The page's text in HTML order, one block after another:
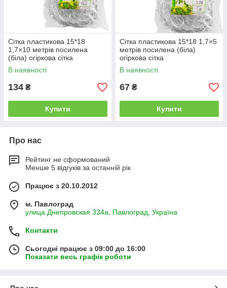
Сітка пластикова 15*18
1,7×10 метрів посилена
(біла) огіркова сітка
В наявності
134 ₴
Купити
Сітка пластикова 15*18 1,7×5
метрів посилена (біла)
огіркова сітка
В наявності
67 ₴
Купити
Про нас
Рейтинг не сформований
Менше 5 відгуків за останній рік
Працює з 20.10.2012
м. Павлоград
улица Днепровская 334а, Павлоград, Україна
Контакти
Сьогодні працює з 09:00 до 16:00
Показати весь графік роботи